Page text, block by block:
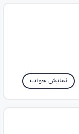
نمایش جواب